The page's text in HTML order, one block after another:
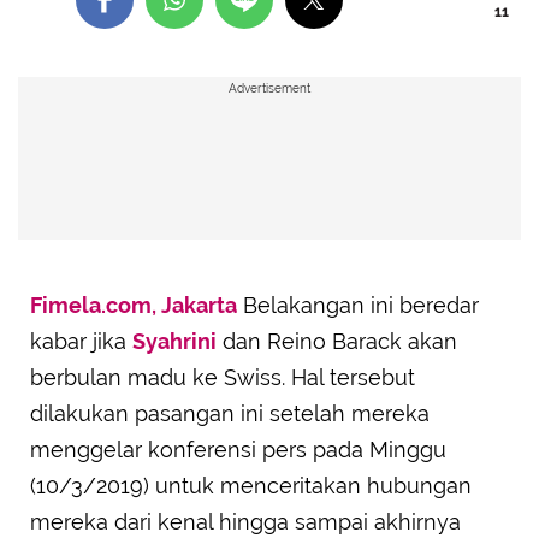
11
Advertisement
Fimela.com, Jakarta Belakangan ini beredar
kabar jika Syahrini dan Reino Barack akan
berbulan madu ke Swiss. Hal tersebut
dilakukan pasangan ini setelah mereka
menggelar konferensi pers pada Minggu
(10/3/2019) untuk menceritakan hubungan
mereka dari kenal hingga sampai akhirnya